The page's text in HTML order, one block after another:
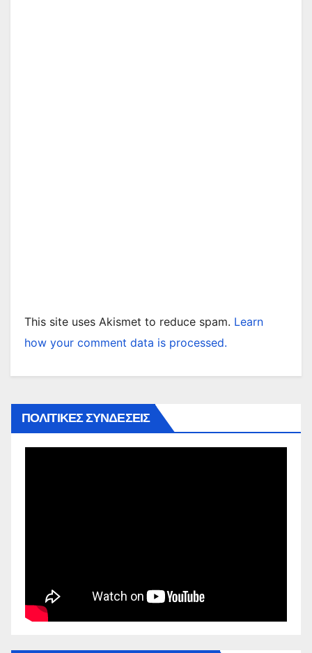
This site uses Akismet to reduce spam. Learn
how your comment data is processed.
ΠΟΛΙΤΙΚΕΣ ΣΥΝΔΕΣΕΙΣ